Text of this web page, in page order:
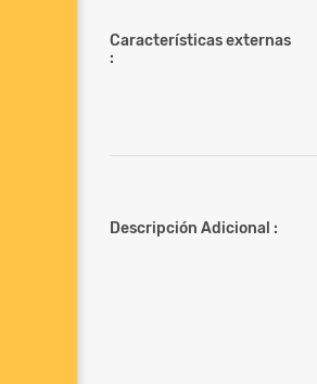
Características externas
:
Descripción Adicional :